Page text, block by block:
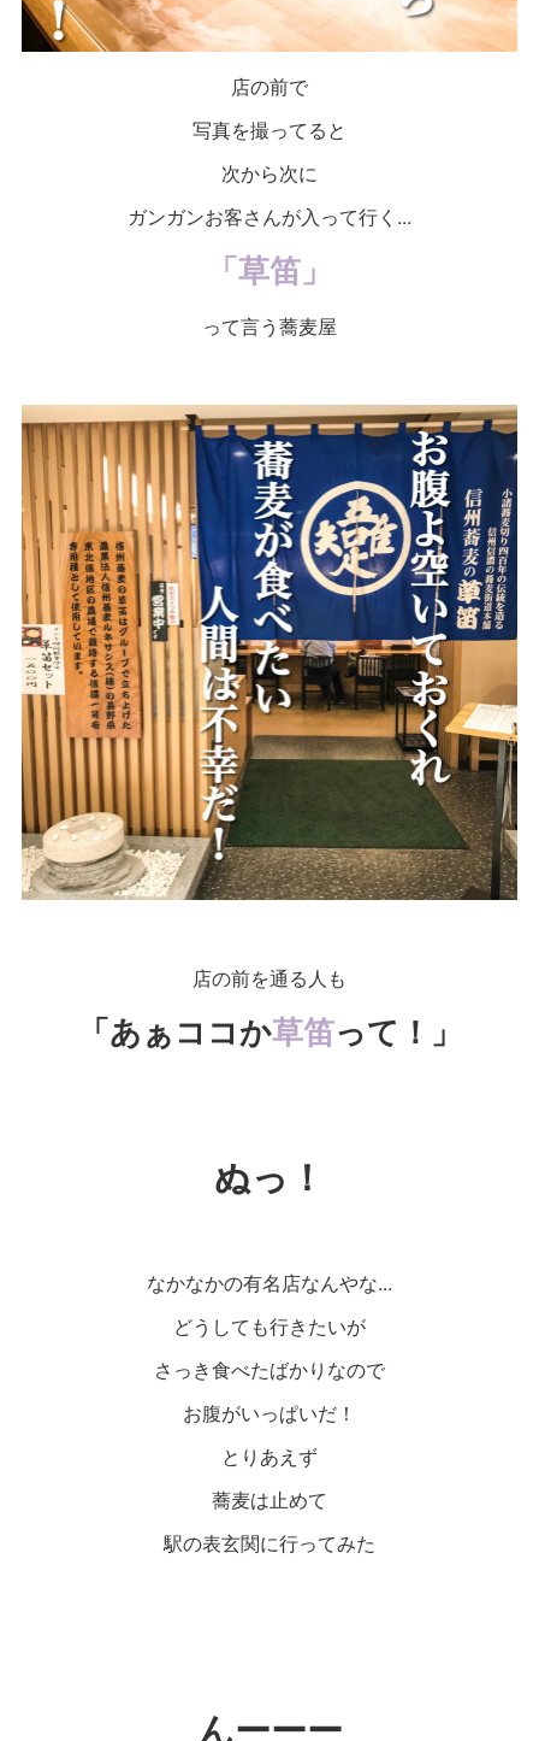
店の前で
写真を撮ってると
次から次に
ガンガンお客さんが入って行く...
「草笛」
って言う蕎麦屋
店の前を通る人も
「あぁココか草笛って！」
ぬっ！
なかなかの有名店なんやな...
どうしても行きたいが
さっき食べたばかりなので
お腹がいっぱいだ！
とりあえず
蕎麦は止めて
駅の表玄関に行ってみた
んーーー